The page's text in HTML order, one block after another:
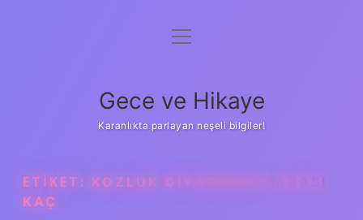
Anasayfa
Yasal Uyarı
menüyü
Gece ve Hikaye
Karanlıkta parlayan neşeli bilgiler!
ETIKET: KOZLUK DIYARBAKIR ARASI
KAÇ